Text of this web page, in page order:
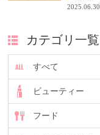
2025.06.30
カテゴリ一覧
すべて
ビューティー
フード